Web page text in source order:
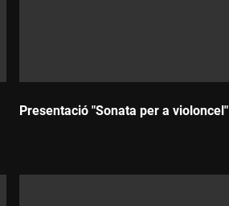
Presentació "Sonata per a violoncel"